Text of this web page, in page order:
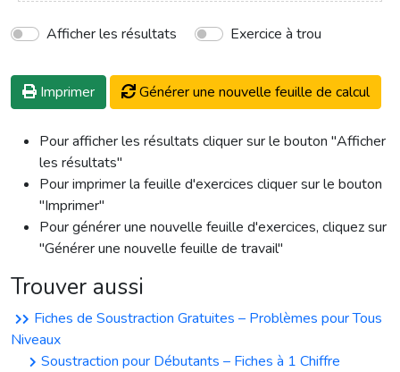
Afficher les résultats Exercice à trou
Imprimer Générer une nouvelle feuille de calcul
Pour afficher les résultats cliquer sur le bouton "Afficher
les résultats"
Pour imprimer la feuille d'exercices cliquer sur le bouton
"Imprimer"
Pour générer une nouvelle feuille d'exercices, cliquez sur
"Générer une nouvelle feuille de travail"
Trouver aussi
Fiches de Soustraction Gratuites – Problèmes pour Tous
Niveaux
Soustraction pour Débutants – Fiches à 1 Chiffre